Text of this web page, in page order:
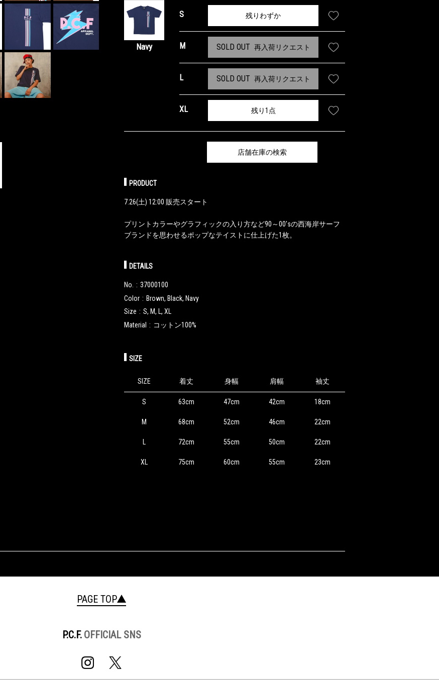
Navy
S 残りわずか
M SOLD OUT 再入荷リクエスト
L SOLD OUT 再入荷リクエスト
XL 残り1点
店舗在庫の検索
PRODUCT
7.26(土) 12:00 販売スタート
プリントカラーやグラフィックの入り方など90～00'sの西海岸サーフ
ブランドを思わせるポップなテイストに仕上げた1枚。
DETAILS
No.
37000100
Color
Brown, Black, Navy
Size
S, M, L, XL
Material
コットン100%
SIZE
SIZE 着丈 身幅 肩幅 袖丈
S 63cm 47cm 42cm 18cm
M 68cm 52cm 46cm 22cm
L 72cm 55cm 50cm 22cm
XL 75cm 60cm 55cm 23cm
PAGE TOP
P.C.F. OFFICIAL SNS